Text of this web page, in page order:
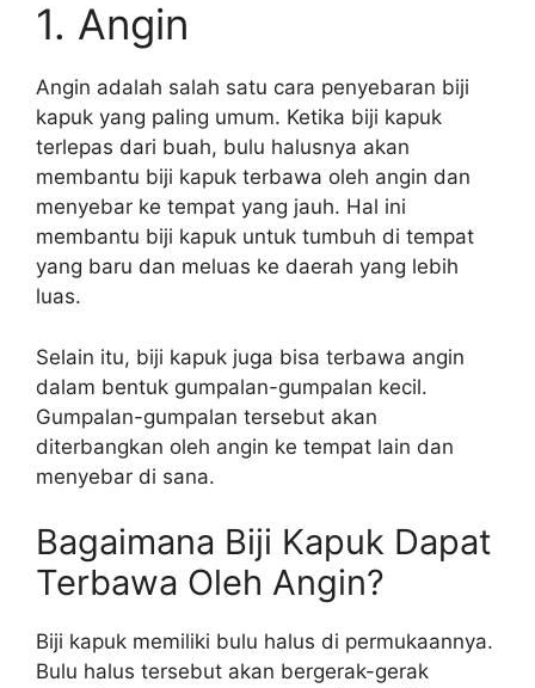
1. Angin
Angin adalah salah satu cara penyebaran biji
kapuk yang paling umum. Ketika biji kapuk
terlepas dari buah, bulu halusnya akan
membantu biji kapuk terbawa oleh angin dan
menyebar ke tempat yang jauh. Hal ini
membantu biji kapuk untuk tumbuh di tempat
yang baru dan meluas ke daerah yang lebih
luas.
Selain itu, biji kapuk juga bisa terbawa angin
dalam bentuk gumpalan-gumpalan kecil.
Gumpalan-gumpalan tersebut akan
diterbangkan oleh angin ke tempat lain dan
menyebar di sana.
Bagaimana Biji Kapuk Dapat
Terbawa Oleh Angin?
Biji kapuk memiliki bulu halus di permukaannya.
Bulu halus tersebut akan bergerak-gerak